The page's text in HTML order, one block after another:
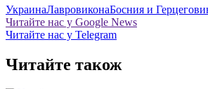
УкраинаЛавровиконаБосния и
Читайте нас у Google News
Читайте нас у Telegram
Читайте також